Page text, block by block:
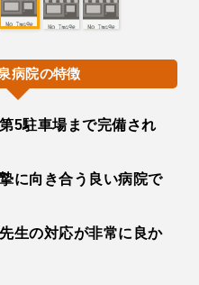
病院の特徴
5駐車場まで完備され
に向き合う良い病院で
生の対応が非常に良か